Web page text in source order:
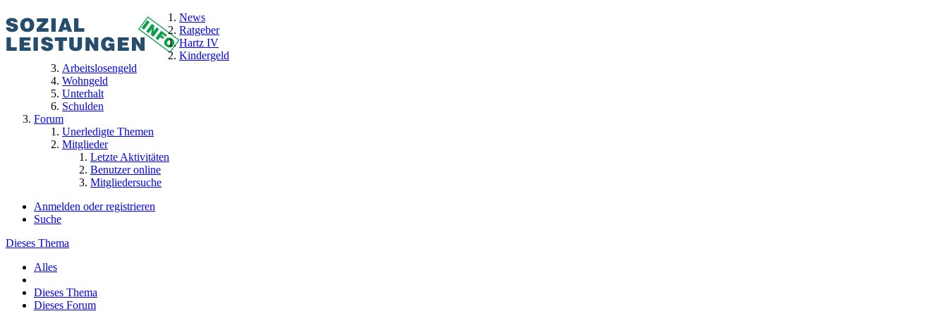
News
Ratgeber
Hartz IV
Kindergeld
Arbeitslosengeld
Wohngeld
Unterhalt
Schulden
Forum
Unerledigte Themen
Mitglieder
Letzte Aktivitäten
Benutzer online
Mitgliedersuche
Anmelden oder registrieren
Suche
Dieses Thema
Alles
Dieses Thema
Dieses Forum